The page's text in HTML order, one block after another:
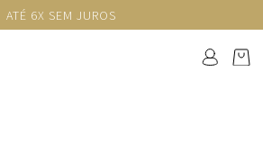
ATÉ 6X SEM JUROS